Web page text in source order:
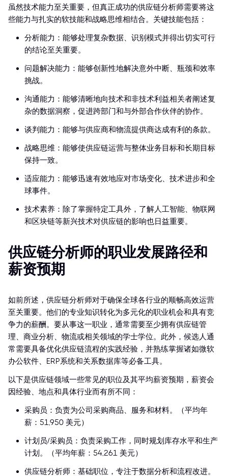
虽然技术能力至关重要，但真正成功的供应链分析师需要将这
些能力与扎实的软技能和战略思维相结合。关键技能包括：
分析能力：能够处理复杂数据、识别模式并得出切实可行
的结论至关重要。
问题解决能力：能够创新性地解决意外中断、瓶颈和效率
挑战。
沟通能力：能够清晰地向技术和非技术利益相关者阐述复
杂的数据洞察，促进跨部门和与外部合作伙伴的协作。
谈判能力：能够与供应商和物流提供商达成有利的条款。
战略思维：能够使供应链运营与整体业务目标和长期目标
保持一致。
适应能力：能够迅速有效地应对市场变化、技术进步和全
球事件。
技术素养：除了掌握特定工具外，了解人工智能、物联网
和区块链等新兴技术对供应链的影响也日益重要。
供应链分析师的职业发展路径和
薪资预期
如前所述，供应链分析师对于确保全球各行业的顺畅高效运营
至关重要。他们的专业知识转化为多元化的职业机会和具有竞
争力的薪酬。要从事这一职业，通常需要至少拥有供应链管
理、商业分析、物流或相关领域的学士学位。此外，候选人通
常需要具备优化供应链流程的实践经验，并熟练掌握诸如微软
办公软件、ERP系统和关系数据库等必备工具。
以下是供应链领域一些常见的职位及其平均薪资预期，薪资会
因经验、地点和具体行业而有所不同：
采购员：负责为公司采购商品、服务和材料。（平均年
薪：51,950 美元）
计划员/采购员：负责采购工作，同时规划库存水平和生产
计划。（平均年薪：54,261 美元）
供应链分析师：基础职位，专注于数据分析和流程改进。